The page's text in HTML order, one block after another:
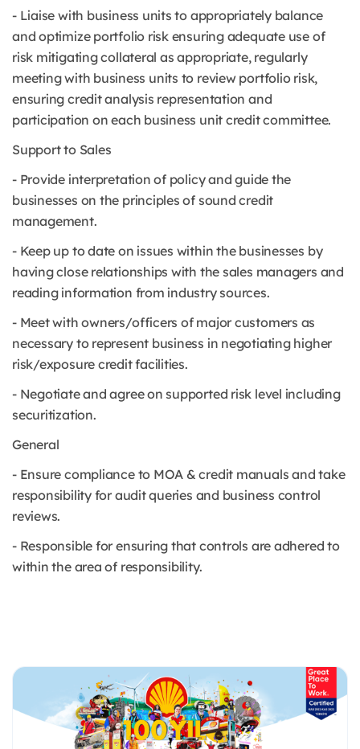
- Liaise with business units to appropriately balance
and optimize portfolio risk ensuring adequate use of
risk mitigating collateral as appropriate, regularly
meeting with business units to review portfolio risk,
ensuring credit analysis representation and
participation on each business unit credit committee.
Support to Sales
- Provide interpretation of policy and guide the
businesses on the principles of sound credit
management.
- Keep up to date on issues within the businesses by
having close relationships with the sales managers and
reading information from industry sources.
- Meet with owners/officers of major customers as
necessary to represent business in negotiating higher
risk/exposure credit facilities.
- Negotiate and agree on supported risk level including
securitization.
General
- Ensure compliance to MOA & credit manuals and take
responsibility for audit queries and business control
reviews.
- Responsible for ensuring that controls are adhered to
within the area of responsibility.